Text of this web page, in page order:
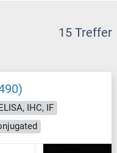
15 Treffer
IHC, IF